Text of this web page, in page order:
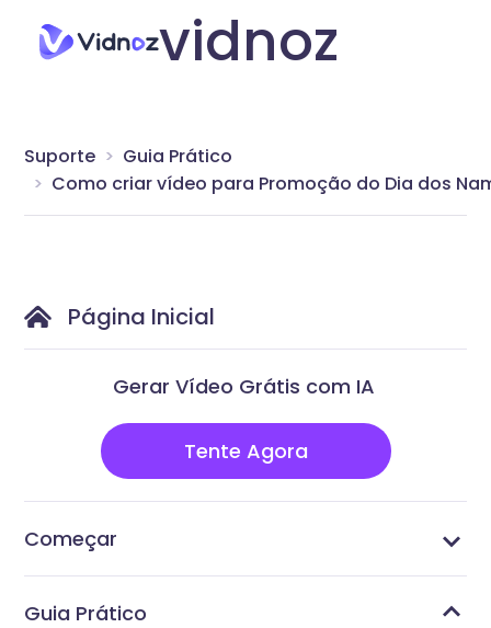
vidnoz
Suporte
Guia Prático
Como criar vídeo para Promoção do Dia dos
Página Inicial
Gerar Vídeo Grátis com IA
Tente Agora
Começar
Guia Prático